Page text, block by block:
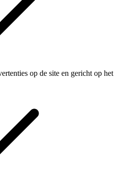
op de site en gericht op het